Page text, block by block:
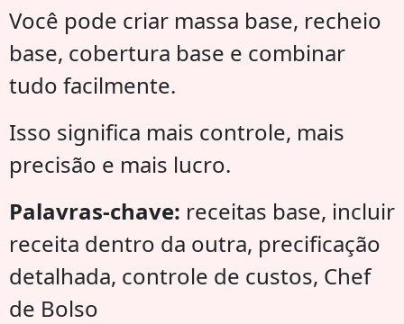
Você pode criar massa base, recheio
base, cobertura base e combinar
tudo facilmente.
Isso significa mais controle, mais
precisão e mais lucro.
Palavras-chave: receitas base, incluir
receita dentro da outra, precificação
detalhada, controle de custos, Chef
de Bolso